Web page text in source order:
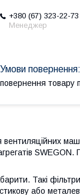
+380 (67) 323-22-73
Менеджер
повернення товару
вентиляційних
SWEGON.
Такі
або